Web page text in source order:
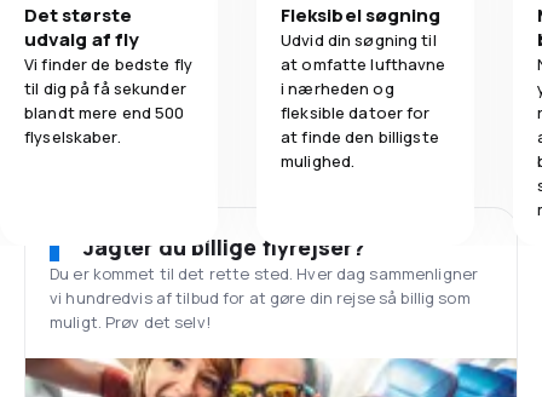
Det største
udvalg af fly
Vi finder de bedste fly
til dig på få sekunder
blandt mere end 500
flyselskaber.
Fleksibel søgning
Udvid din søgning til
at omfatte lufthavne
i nærheden og
fleksible datoer for
at finde den billigste
mulighed.
Jagter du billige flyrejser?
Du er kommet til det rette sted. Hver dag sammenligner
vi hundredvis af tilbud for at gøre din rejse så billig som
muligt. Prøv det selv!